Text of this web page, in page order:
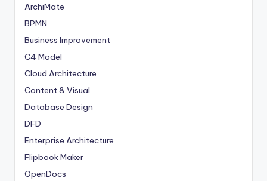
ArchiMate
BPMN
Business Improvement
C4 Model
Cloud Architecture
Content & Visual
Database Design
DFD
Enterprise Architecture
Flipbook Maker
OpenDocs